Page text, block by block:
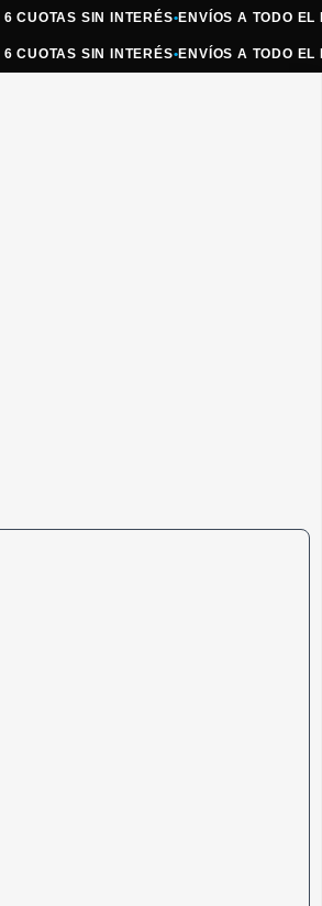
SIN INTERÉS•ENVÍOS A TODO EL PAÍS•
SIN INTERÉS•ENVÍOS A TODO EL PAÍS•